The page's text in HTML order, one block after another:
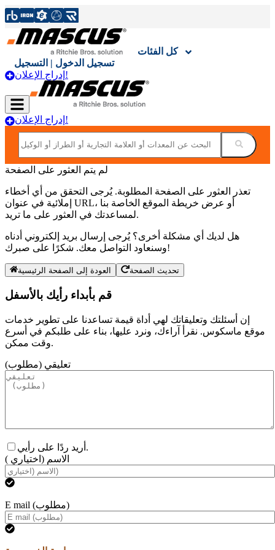
كل الفئات
تسجيل الدخول | التسجيل
إدراج الإعلان!
إدراج الإعلان!
لم يتم العثور على الصفحة
تعذر العثور على الصفحة المطلوبة. يُرجى التحقق من أي أخطاء
إملائية في عنوان URL، أو عرض خريطة الموقع الخاصة بنا
لمساعدتك في العثور على ما تريد.
هل لديك أي مشكلة أخرى؟ يُرجى إرسال بريد إلكتروني أدناه
وسنعاود التواصل معك. شكرًا على صبرك!
العودة إلى الصفحة الرئيسية تحديث الصفحة
قم بأبداء رأيك بالأسفل
إن أسئلتك وتعليقاتك لهي أداة قيمة تساعدنا على تطوير خدمات
موقع ماسكوس. نقرأ آراءك، ونرد عليها، بناء على طلبكم في أسرع
وقت ممكن.
تعليقي (مطلوب)
أريد ردًا على رأيي.
الاسم (اختياري )
E mail (مطلوب)